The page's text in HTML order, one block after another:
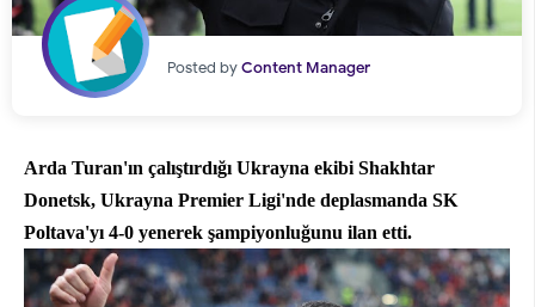
Posted byContent Manager
Arda Turan'ın çalıştırdığı Ukrayna ekibi Shakhtar
Donetsk, Ukrayna Premier Ligi'nde deplasmanda SK
Poltava'yı 4-0 yenerek şampiyonluğunu ilan etti.